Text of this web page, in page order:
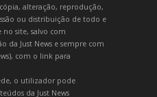
alteração, reprodução,
ou distribuição de todo e
site, salvo com
da Just News e sempre com
com o link para
o utilizador pode
da Just News